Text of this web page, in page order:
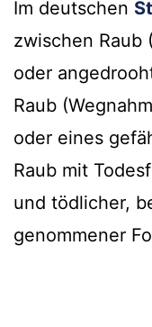
Im deutschen
zwischen Raub
oder
Raub
oder eines
Raub mit
und tödlicher,
genommener